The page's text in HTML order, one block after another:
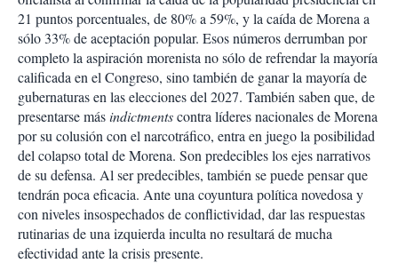
t
i
r
21 puntos porcentuales, de 80% a 59%, y la caída de Morena a
sólo 33% de aceptación popular. Esos números derrumban por
completo la aspiración morenista no sólo de refrendar la mayoría
calificada en el Congreso, sino también de ganar la mayoría de
gubernaturas en las elecciones del 2027. También saben que, de
presentarse másindictmentscontra líderes nacionales de Morena
por su colusión con el narcotráfico, entra en juego la posibilidad
del colapso total de Morena. Son predecibles los ejes narrativos
de su defensa. Al ser predecibles, también se puede pensar que
tendrán poca eficacia. Ante una coyuntura política novedosa y
con niveles insospechados de conflictividad, dar las respuestas
rutinarias de una izquierda inculta no resultará de mucha
efectividad ante la crisis presente.